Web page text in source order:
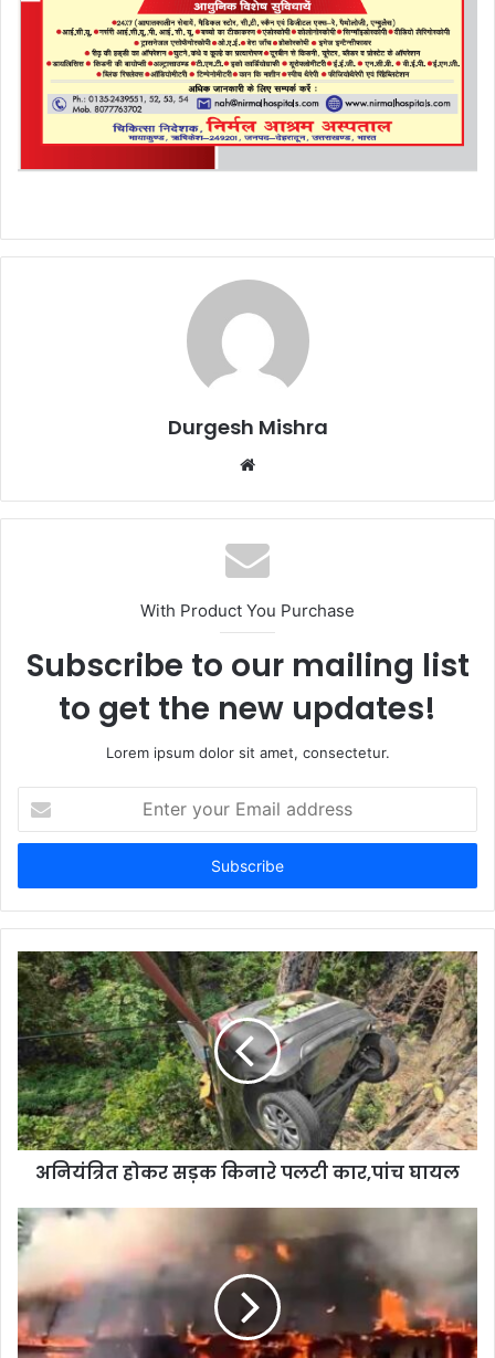
Durgesh Mishra
Website
With Product You Purchase
Subscribe to our mailing list
to get the new updates!
Lorem ipsum dolor sit amet, consectetur.
your
Email
अनियंत्रित होकर सड़क किनारे पलटी कार,पांच घायल